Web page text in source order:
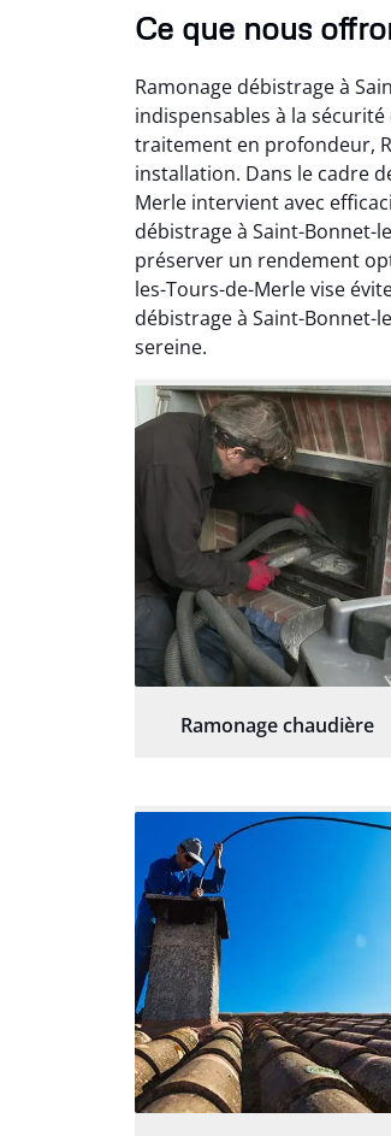
Ce que nous
Ramonage débistrage à
indispensables à la
traitement en profondeur,
installation. Dans le cadre
Merle intervient avec
débistrage à Saint-Bonnet-
préserver un rendement
les-Tours-de-Merle vise
débistrage à Saint-
sereine.
Ramonage chaudière